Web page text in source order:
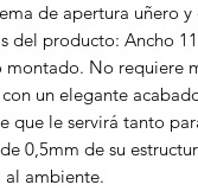
de apertura uñero y
del producto: Ancho
montado. No requiere
un elegante
que le servirá tanto
0,5mm de su
ambiente.